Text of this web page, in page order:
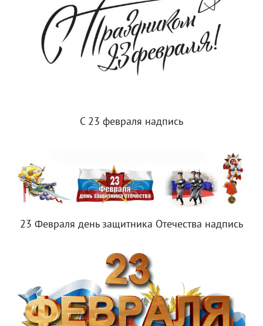
С 23 февраля надпись
23 Февраля день защитника Отечества надпись